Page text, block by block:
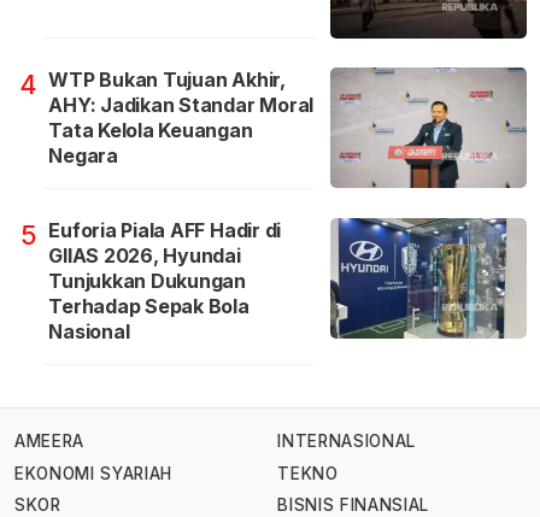
4 WTP Bukan Tujuan Akhir,
AHY: Jadikan Standar Moral
Tata Kelola Keuangan
Negara
5 Euforia Piala AFF Hadir di
GIIAS 2026, Hyundai
Tunjukkan Dukungan
Terhadap Sepak Bola
Nasional
AMEERA
EKONOMI SYARIAH
SKOR
INTERNASIONAL
TEKNO
BISNIS FINANSIAL